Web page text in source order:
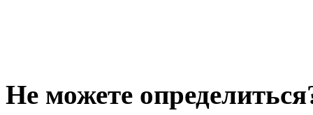
Не можете